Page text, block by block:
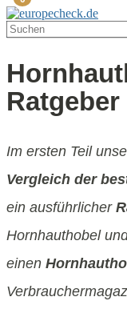
Im ersten Teil
Vergleich der
ein ausführlicher
Hornhauthobel
einen